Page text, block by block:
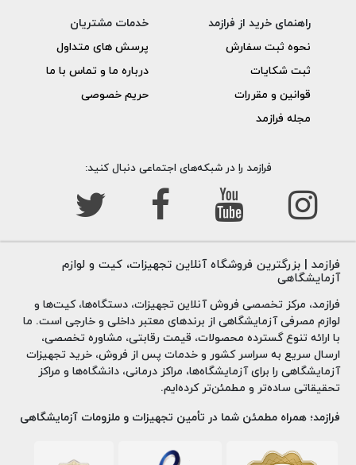
راهنمای خرید از فرازمد
نحوه ثبت سفارش
ثبت شکایات
قوانین و مقررات
مجله فرازمد
خدمات مشتریان
پرسش های متداول
درباره ما و تماس با ما
حریم خصوصی
فرازمد را در شبکه‌های اجتماعی دنبال کنید:
فرازمد | بزرگترین فروشگاه آنلاین تجهیزات، کیت و لوازم
آزمایشگاهی
فرازمد، مرکز تخصصی فروش آنلاین تجهیزات، دستگاه‌ها، کیت‌ها و
لوازم مصرفی آزمایشگاهی از برندهای معتبر داخلی و خارجی است. ما
با ارائه تنوع گسترده محصولات، قیمت رقابتی، مشاوره تخصصی،
ارسال سریع به سراسر کشور و خدمات پس از فروش، خرید تجهیزات
آزمایشگاهی را برای آزمایشگاه‌ها، مراکز درمانی، دانشگاه‌ها و مراکز
تحقیقاتی ساده‌تر و مطمئن‌تر کرده‌ایم.
فرازمد؛ همراه مطمئن شما در تأمین تجهیزات و ملزومات آزمایشگاهی